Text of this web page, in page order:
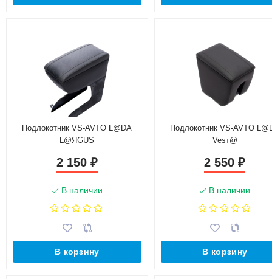
Подлокотник VS-AVTO L@DA
L@ЯGUS
2 150 ₽
В наличии
В корзину
Подлокотник VS-AVTO
Vesт@
2 550₽
В наличии
В корзину